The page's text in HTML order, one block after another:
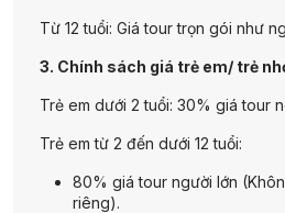
Từ 12 tuổi: Giá tour trọn gói như
3. Chính sách giá trẻ em/ trẻ
Trẻ em dưới 2 tuổi: 30% giá tour
Trẻ em từ 2 đến dưới 12 tuổi:
80% giá tour người lớn
riêng).